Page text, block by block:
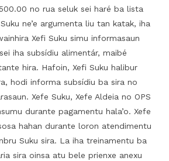
no rua seluk sei haré ba lista
ne’e argumenta liu tan katak, iha
Xefi Suku simu informasaun
iha subsídiu alimentár, maibé
hira. Hafoin, Xefi Suku halibur
hodi informa subsídiu ba sira no
Xefe Suku, Xefe Aldeia no OPS
durante pagamentu hala’o. Xefe
hahan durante loron atendimentu
Suku sira. La iha treinamentu ba
sira oinsa atu bele prienxe anexu